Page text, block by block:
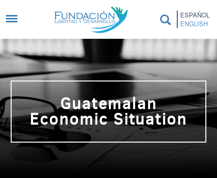
ESPAÑOL
ENGLISH
Guatemalan
Economic Situation